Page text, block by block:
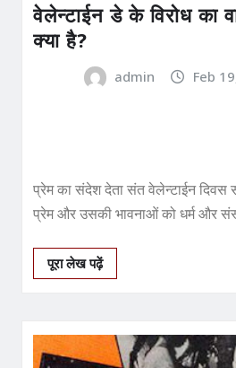
वेलेन्‍टाईन डे के विरोध का
क्‍या है?
admin Feb
प्रेम का संदेश देता संत वेलेन्‍टाईन दिवस
प्रेम और उसकी भावनाओं को धर्म और
पूरा लेख पढ़ें